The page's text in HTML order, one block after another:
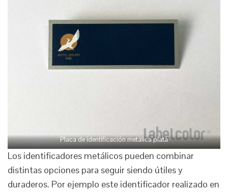
Placa de identificación metálica plata
Los identificadores metálicos pueden combinar
distintas opciones para seguir siendo útiles y
duraderos. Por ejemplo este identificador realizado en